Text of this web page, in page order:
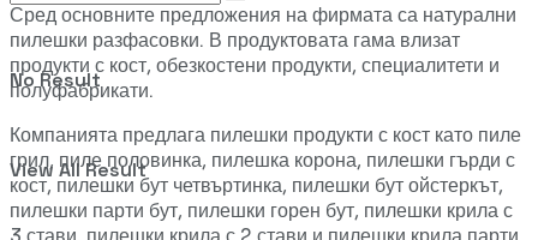
No Result
View All Result
Сред основните предложения на фирмата са натурални
пилешки разфасовки. В продуктовата гама влизат
продукти с кост, обезкостени продукти, специалитети и
полуфабрикати.
Компанията предлага пилешки продукти с кост като пиле
грил, пиле половинка, пилешка корона, пилешки гърди с
кост, пилешки бут четвъртинка, пилешки бут ойстеркът,
пилешки парти бут, пилешки горен бут, пилешки крила с